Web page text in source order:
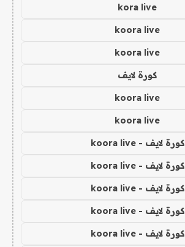
kora live
koora live
koora live
كورة لايف
koora live
koora live
كورة لايف - koora live
كورة لايف - koora live
كورة لايف - koora live
كورة لايف - koora live
كورة لايف - koora live